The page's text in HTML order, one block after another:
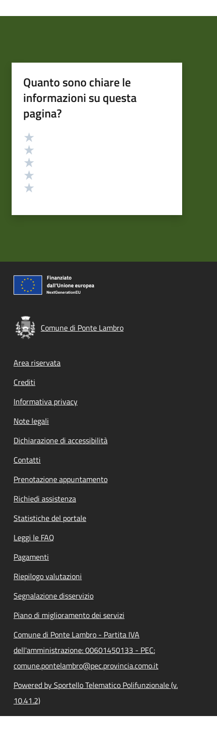
Quanto sono chiare le
informazioni su questa
pagina?
Valutazione
Comune di Ponte Lambro
Footer menu
Area riservata
Crediti
Informativa privacy
Note legali
Dichiarazione di accessibilità
Contatti
Prenotazione appuntamento
Richiedi assistenza
Statistiche del portale
Leggi le FAQ
Pagamenti
Riepilogo valutazioni
Segnalazione disservizio
Piano di miglioramento dei servizi
Comune di Ponte Lambro - Partita IVA
dell'amministrazione: 00601450133 - PEC:
comune.pontelambro@pec.provincia.como.it
Powered by Sportello Telematico Polifunzionale (v.
10.41.2)